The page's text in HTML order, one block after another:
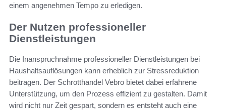
einem angenehmen Tempo zu erledigen.
Der Nutzen professioneller
Dienstleistungen
Die Inanspruchnahme professioneller Dienstleistungen bei
Haushaltsauflösungen kann erheblich zur Stressreduktion
beitragen. Der Schrotthandel Vebro bietet dabei erfahrene
Unterstützung, um den Prozess effizient zu gestalten. Damit
wird nicht nur Zeit gespart, sondern es entsteht auch eine